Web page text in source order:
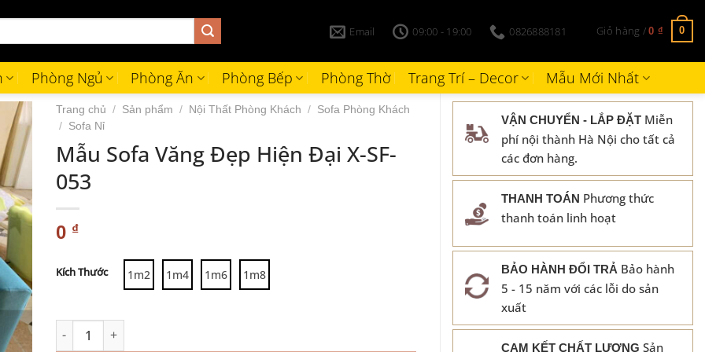
Email 09:00 - 19:00 0826888181 Giỏ hàng /0 ₫ 0
Phòng Ngủ Phòng Ăn Phòng Bếp Phòng Thờ Trang Trí – Decor Mẫu Mới Nhất
VẬN CHUYỂN - LẮP ĐẶT Miễn
phí nội thành Hà Nội cho tất cả
các đơn hàng.
THANH TOÁN Phương thức
thanh toán linh hoạt
BẢO HÀNH ĐỔI TRẢ Bảo hành
5 - 15 năm với các lỗi do sản
xuất
CAM KẾT CHẤT LƯỢNG Sản
Trang chủ / Sản phẩm / Nội Thất Phòng Khách /
Sofa Phòng Khách
/
Sofa Nỉ
Mẫu Sofa Văng Đẹp Hiện Đại X-SF-
053
0 ₫
Kích Thước 1m2 1m4 1m6 1m8